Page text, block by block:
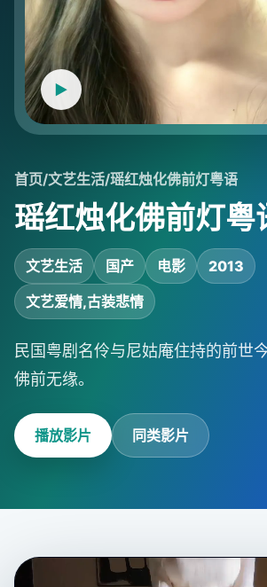
首页/文艺生活/瑶红烛化佛前灯粤语
瑶红烛化佛前灯粤
文艺生活 国产 电影
2013
文艺爱情,古装悲情
民国粤剧名伶与尼姑庵住持的前世
佛前无缘。
播放影片 同类影片